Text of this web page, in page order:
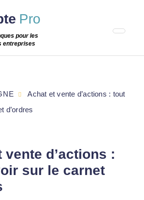
Pro
pour les
entreprises
vente d’actions :
sur le carnet
Achat et vente d’actions : tout
d’ordres